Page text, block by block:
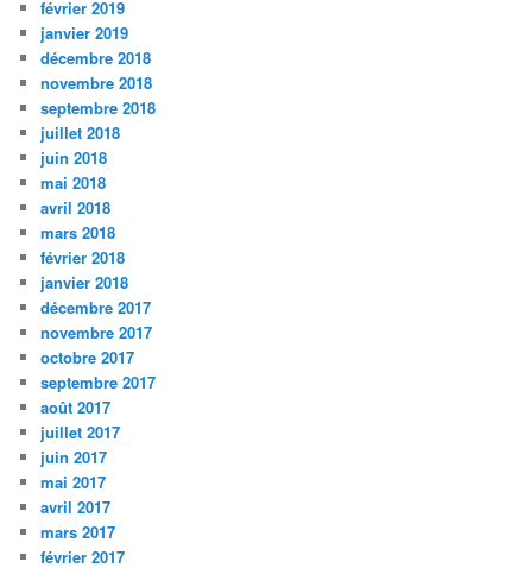
février 2019
janvier 2019
décembre 2018
novembre 2018
septembre 2018
juillet 2018
juin 2018
mai 2018
avril 2018
mars 2018
février 2018
janvier 2018
décembre 2017
novembre 2017
octobre 2017
septembre 2017
août 2017
juillet 2017
juin 2017
mai 2017
avril 2017
mars 2017
février 2017